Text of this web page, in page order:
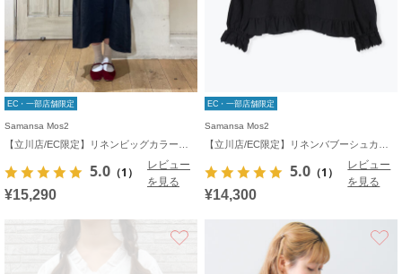
EC・一部店舗限定
Samansa Mos2
5.0 （1）
レビュー
を見る
¥15,290
EC・一部店舗限定
Samansa Mos2
5.0 （1）
レビュー
を見る
¥14,300